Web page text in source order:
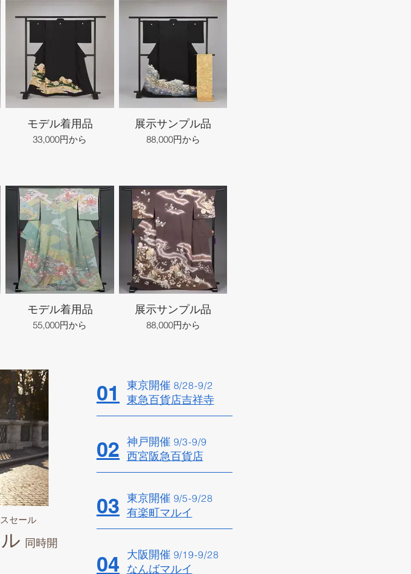
モデル着用品
33,000円から
展示サンプル品
88,000円から
モデル着用品
55,000円から
展示サンプル品
88,000円から
セール
同時開
01 東京開催​ 8/28-9/2
東急百貨店吉祥寺​
02 神戸開催​ 9/3-9/9
西宮阪急百貨店
03 東京開催 9/5-9/28
有楽町マルイ​
04 大阪開催​ 9/19-9/28
​なんばマルイ